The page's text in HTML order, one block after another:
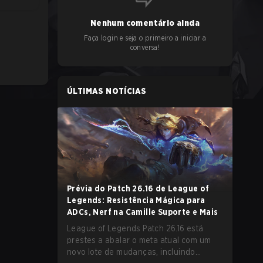
Nenhum comentário ainda
Faça login e seja o primeiro a iniciar a
conversa!
ÚLTIMAS NOTÍCIAS
Prévia do Patch 26.16 de League of
Legends: Resistência Mágica para
ADCs, Nerf na Camille Suporte e Mais
League of Legends Patch 26.16 está
prestes a abalar o meta atual com um
novo lote de mudanças, incluindo